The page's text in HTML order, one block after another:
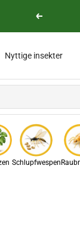
Vend tilbage
Nyttige insekter
Schlupfwespen